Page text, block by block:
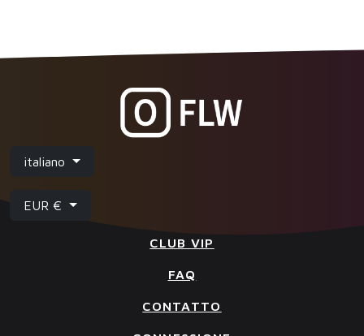
italiano
EUR €
CLUB VIP
FAQ
CONTATTO